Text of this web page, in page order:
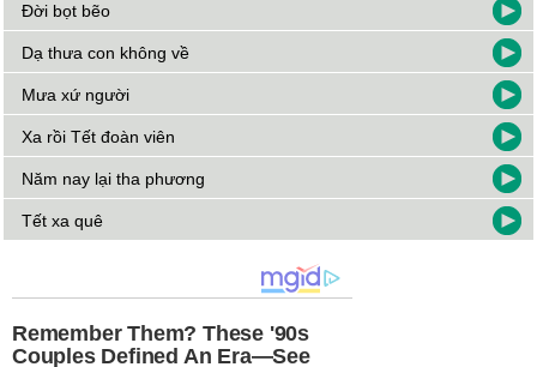
Đời bọt bẽo
Dạ thưa con không về
Mưa xứ người
Xa rồi Tết đoàn viên
Năm nay lại tha phương
Tết xa quê